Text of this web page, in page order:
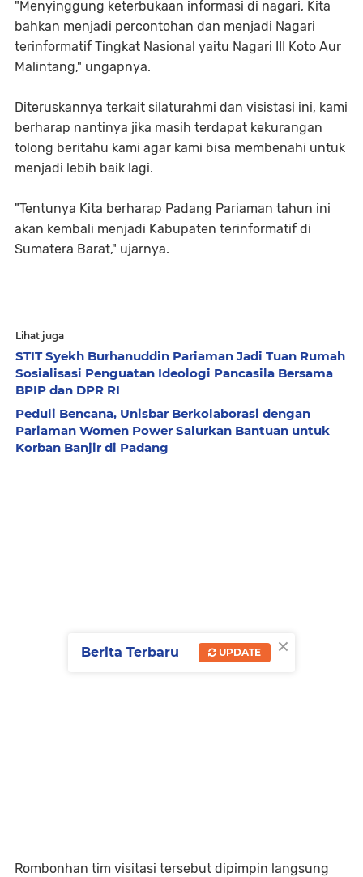
"Menyinggung keterbukaan informasi di nagari, Kita
bahkan menjadi percontohan dan menjadi Nagari
terinformatif Tingkat Nasional yaitu Nagari III Koto Aur
Malintang," ungapnya.
Diteruskannya terkait silaturahmi dan visistasi ini, kami
berharap nantinya jika masih terdapat kekurangan
tolong beritahu kami agar kami bisa membenahi untuk
menjadi lebih baik lagi.
"Tentunya Kita berharap Padang Pariaman tahun ini
akan kembali menjadi Kabupaten terinformatif di
Sumatera Barat," ujarnya.
Lihat juga
STIT Syekh Burhanuddin Pariaman Jadi Tuan Rumah
Sosialisasi Penguatan Ideologi Pancasila Bersama
BPIP dan DPR RI
Peduli Bencana, Unisbar Berkolaborasi dengan
Pariaman Women Power Salurkan Bantuan untuk
Korban Banjir di Padang
Rombonhan tim visitasi tersebut dipimpin langsung
×
Berita Terbaru UPDATE